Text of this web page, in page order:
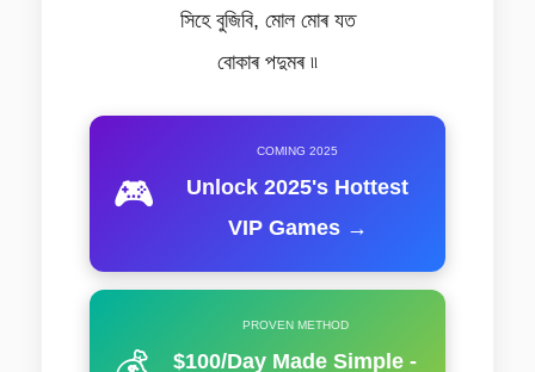
সিহে বুজিবি, মোল মোৰ যত
বোকাৰ পদুমৰ ৷৷
🎮
COMING 2025
Unlock 2025's Hottest
VIP Games →
PROVEN METHOD
$100/Day Made Simple -